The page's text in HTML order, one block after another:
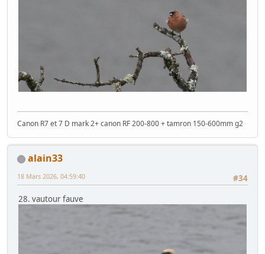
Canon R7 et 7 D mark 2+ canon RF 200-800 + tamron 150-600mm g2
alain33
#34
18 Mars 2026, 04:59:40
28. vautour fauve